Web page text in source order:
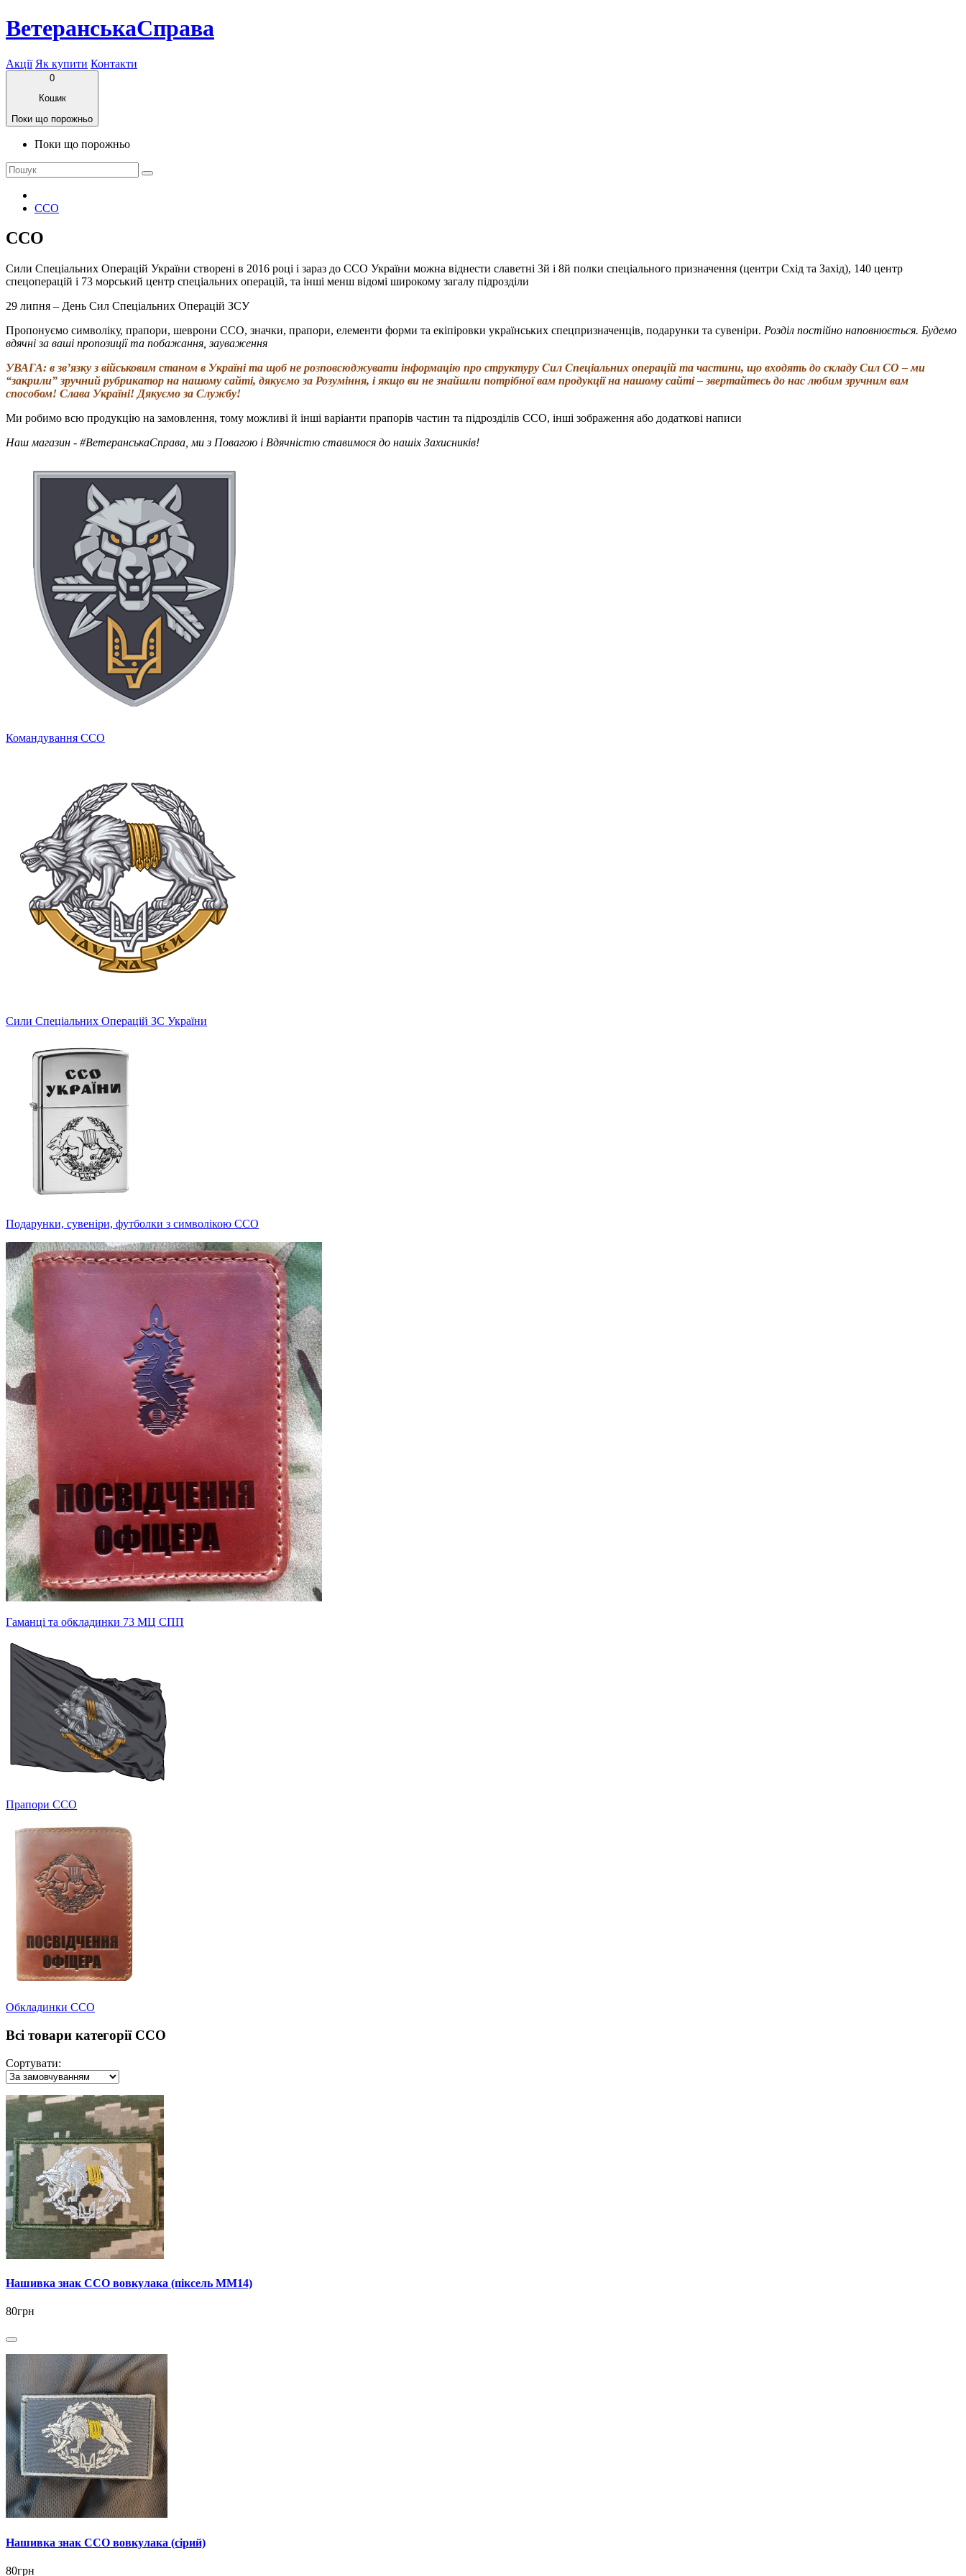
ВетеранськаСправа
Акції Як купити Контакти
0
Кошик
Поки що порожньо
Поки що порожньо
ССО
ССО
Сили Спеціальних Операцій України створені в 2016 році і зараз до ССО України можна віднести славетні 3й і 8й полки спеціального призначення (центри Схід та Захід), 140 центр
спецоперацій і 73 морський центр спеціальних операцій, та інші менш відомі широкому загалу підрозділи
29 липня – День Сил Спеціальних Операцій ЗСУ
Пропонуємо символіку, прапори, шеврони ССО, значки, прапори, елементи форми та екіпіровки українських спецпризначенців, подарунки та сувеніри. Розділ постійно наповнюється. Будемо
вдячні за ваші пропозиції та побажання, зауваження
УВАГА: в зв’язку з військовим станом в Україні та щоб не розповсюджувати інформацію про структуру Сил Спеціальних операцій та частини, що входять до складу Сил СО – ми
“закрили” зручний рубрикатор на нашому сайті, дякуємо за Розуміння, і якщо ви не знайшли потрібної вам продукції на нашому сайті – звертайтесь до нас любим зручним вам
способом! Слава Україні! Дякуємо за Службу!
Ми робимо всю продукцію на замовлення, тому можливі й інші варіанти прапорів частин та підрозділів ССО, інші зображення або додаткові написи
Наш магазин - #ВетеранськаСправа, ми з Повагою і Вдячністю ставимося до нашіх Захисників!
Командування ССО
Сили Спеціальних Операцій ЗС України
Подарунки, сувеніри, футболки з символікою ССО
Гаманці та обкладинки 73 МЦ СПП
Прапори ССО
Обкладинки ССО
Всі товари категорії ССО
Сортувати:
Нашивка знак ССО вовкулака (піксель ММ14)
80грн
Нашивка знак ССО вовкулака (сірий)
80грн